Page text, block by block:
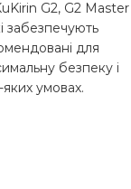
G2, G2 Master
забезпечують
для
безпеку і
умовах.